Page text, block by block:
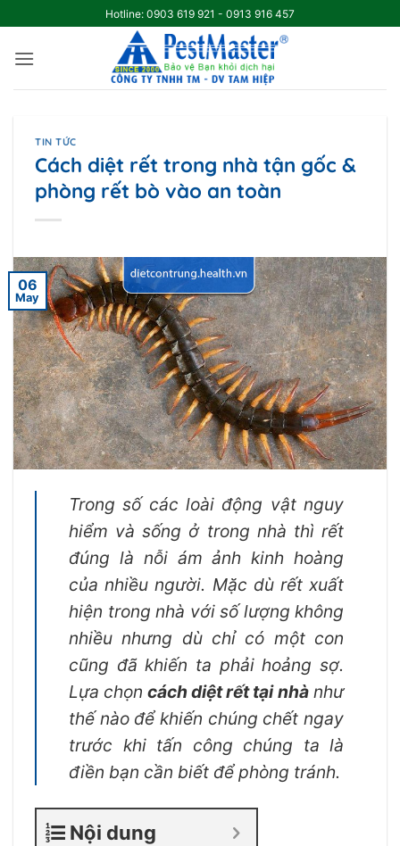
to
content
Hotline: 0903 619 921 - 0913 916 457
TIN TỨC
Cách diệt rết trong nhà tận gốc &
phòng rết bò vào an toàn
06
May
Trong số các loài động vật nguy
hiểm và sống ở trong nhà thì rết
đúng là nỗi ám ảnh kinh hoàng
của nhiều người. Mặc dù rết xuất
hiện trong nhà với số lượng không
nhiều nhưng dù chỉ có một con
cũng đã khiến ta phải hoảng sợ.
Lựa chọn cách diệt rết tại nhànhư
thế nào để khiến chúng chết ngay
trước khi tấn công chúng ta là
điền bạn cần biết để phòng tránh.
Nội dung